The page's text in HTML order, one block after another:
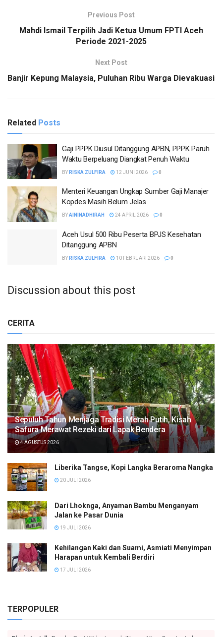
Previous Post
Mahdi Ismail Terpilih Jadi Ketua Umum FPTI Aceh
Periode 2021-2025
Next Post
Banjir Kepung Malaysia, Puluhan Ribu Warga Dievakuasi
Related Posts
Gaji PPPK Diusul Ditanggung APBN, PPPK Paruh
Waktu Berpeluang Diangkat Penuh Waktu
BY RISKA ZULFIRA 12 JUNI 2026 0
Menteri Keuangan Ungkap Sumber Gaji Manajer
Kopdes Masih Belum Jelas
BYAININADHIRAH 24 APRIL 2026 0
Aceh Usul 500 Ribu Peserta BPJS Kesehatan
Ditanggung APBN
BY RISKA ZULFIRA 10 FEBRUARI 2026 0
Discussion about this post
CERITA
Sepuluh Tahun Menjaga Tradisi Merah Putih, Kisah
Safura Merawat Rezeki dari Lapak Bendera
4 AGUSTUS 2026
Liberika Tangse, Kopi Langka Beraroma Nangka
20 JULI 2026
Dari Lhoknga, Anyaman Bambu Menganyam
Jalan ke Pasar Dunia
19 JULI 2026
Kehilangan Kaki dan Suami, Asmiati Menyimpan
Harapan untuk Kembali Berdiri
17 JULI 2026
TERPOPULER